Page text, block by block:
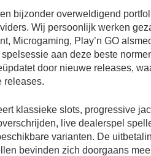
bijzonder overweldigend
Wij persoonlijk werken
Microgaming, Play’n GO
aan deze beste
door nieuwe releases,
releases.
klassieke slots, progressive
live dealerspel
varianten. De
bevinden zich doorgaans